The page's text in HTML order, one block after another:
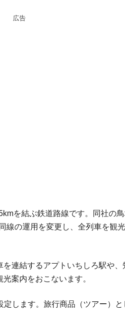
広告
を結ぶ鉄道路線です。同社の鳥
線の運用を変更し、全列車を観
連結するアプトいちしろ駅や、
案内をおこないます。
します。旅行商品（ツアー）と